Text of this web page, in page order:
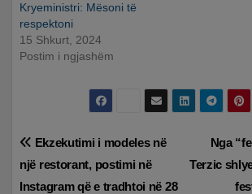
Kryeministri: Mësoni të
respektoni
15 Shkurt, 2024
Postim i ngjashëm
Lëvizje
te
Nga
Terzic
Ekzekutimi i modeles në
një restorant, postimi në
Instagram që e tradhtoi në 28